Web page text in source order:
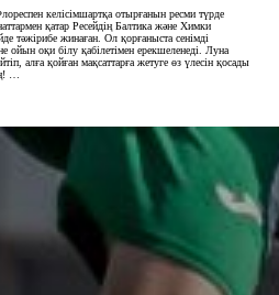
келісімшартқа отырғанын ресми түрде
қатар Ресейдің Балтика және Химки
тәжірибе жинаған. Ол қорғаныста сенімді
оқи білу қабілетімен ерекшеленеді. Луна
алға қойған мақсаттарға жетуге өз үлесін қосады
…